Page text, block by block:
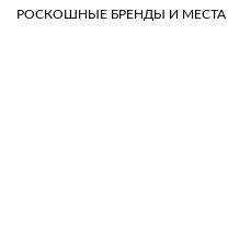
РОСКОШНЫЕ БРЕНДЫ И МЕСТА